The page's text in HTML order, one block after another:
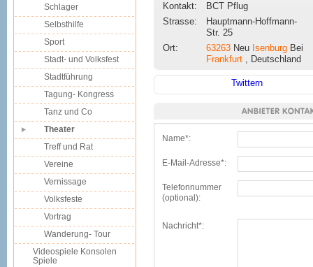
Kontakt:
BCT Pflug
Strasse:
Hauptmann-Hoffmann-
Str. 25
Ort:
63263 Neu Isenburg Bei
Frankfurt , Deutschland
Twittern
Name*:
E-Mail-Adresse*:
Telefonnummer
(optional):
Nachricht*:
Schlager
Selbsthilfe
Sport
Stadt- und Volksfest
Stadtführung
Tagung- Kongress
Tanz und Co
Theater
Treff und Rat
Vereine
Vernissage
Volksfeste
Vortrag
Wanderung- Tour
Videospiele Konsolen
Spiele